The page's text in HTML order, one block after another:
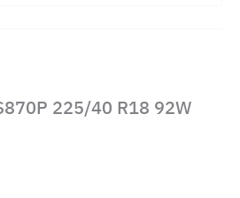
225/40 R18 92W